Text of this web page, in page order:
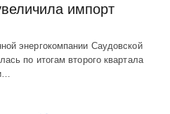
импорт
энергокомпании Саудовской
по итогам второго квартала